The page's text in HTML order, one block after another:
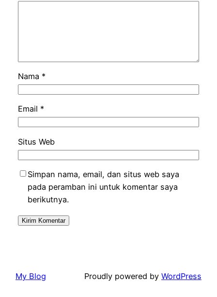
Nama *
Email *
Situs Web
Simpan nama, email, dan situs web saya
pada peramban ini untuk komentar saya
berikutnya.
My Blog Proudly powered by WordPress